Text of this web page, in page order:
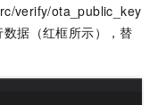
verify/ota_public_key
据（红框所示），替